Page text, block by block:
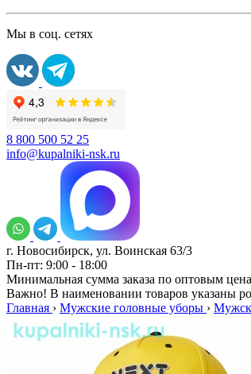
Мы в соц. сетях
8 800 500 52 25
info@kupalniki-nsk.ru
г. Новосибирск, ул. Воинская 63/3
Пн-пт: 9:00 - 18:00
Минимальная сумма заказа по оптовым
Важно! В наименовании товаров указаны
Главная › Мужские головные уборы ›